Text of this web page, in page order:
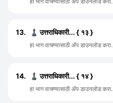
13. ♟️ उत्तराधिकारी... { १३ }
हा भाग वाचण्यासाठी ॲप डाउनलोड करा.
14. ♟️ उत्तराधिकारी... { १४ }
हा भाग वाचण्यासाठी ॲप डाउनलोड करा.